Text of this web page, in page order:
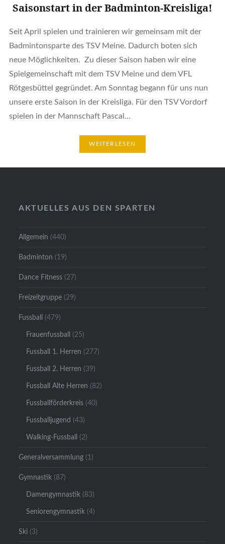
Saisonstart in der Badminton-Kreisliga!
Seit April spielen und trainieren wir gemeinsam mit der
Badmintonsparte des TSV Meine. Dadurch boten sich
neue Möglichkeiten. Zu dieser Saison haben wir eine
Spielgemeinschaft mit dem TSV Meine und dem VFL
Rötgesbüttel gegründet. Am Sonntag begann für uns nun
unsere erste Saison in der Kreisliga. Für den TSV Vordorf
spielen in der Mannschaft Pascal…
WEITERLESEN
AKTUELLES AUS DEN SPARTEN
Allgemein (440)
Badminton (19)
Dance Fitness (27)
Freizeitgruppe (29)
Fussball (479)
Frauenfussball (25)
Fussball 1. Herren (277)
Fussball 2. Herren (39)
Fussball Alte Herren (82)
Fussballförderkreis (40)
Fussballjugend (43)
Walking-Fussball (2)
Generalversammlung (1)
Gymnastik (87)
Damengymnastik (83)
Seniorengymnastik (4)
Ski (3)